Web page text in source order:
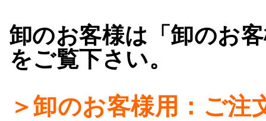
卸のお客様は「卸のお
をご覧下さい。
＞卸のお客様用：ご注